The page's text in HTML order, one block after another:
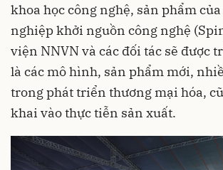
khoa học công nghệ, sản phẩm
nghiệp khởi nguồn công nghệ
viện NNVN và các đối tác sẽ được
là các mô hình, sản phẩm mới,
trong phát triển thương mại hóa,
khai vào thực tiễn sản xuất.